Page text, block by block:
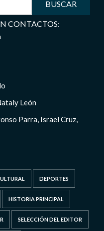
CONTACTOS:
León
Parra, Israel Cruz,
DEPORTES
HISTORIA PRINCIPAL
SELECCIÓN DEL EDITOR